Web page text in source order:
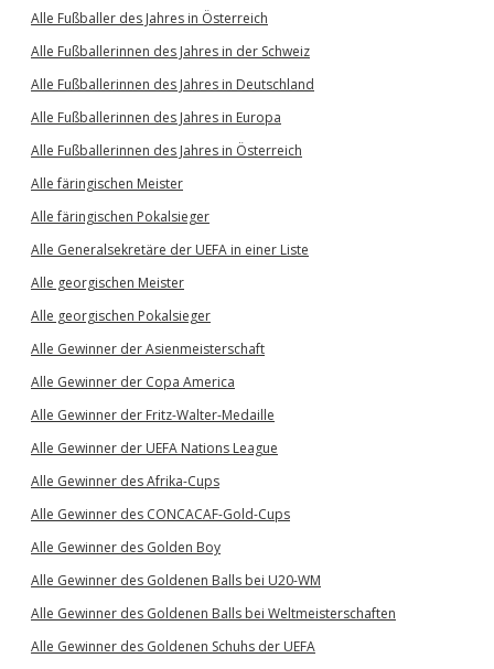
Alle Fußballer des Jahres in Österreich
Alle Fußballerinnen des Jahres in der Schweiz
Alle Fußballerinnen des Jahres in Deutschland
Alle Fußballerinnen des Jahres in Europa
Alle Fußballerinnen des Jahres in Österreich
Alle färingischen Meister
Alle färingischen Pokalsieger
Alle Generalsekretäre der UEFA in einer Liste
Alle georgischen Meister
Alle georgischen Pokalsieger
Alle Gewinner der Asienmeisterschaft
Alle Gewinner der Copa America
Alle Gewinner der Fritz-Walter-Medaille
Alle Gewinner der UEFA Nations League
Alle Gewinner des Afrika-Cups
Alle Gewinner des CONCACAF-Gold-Cups
Alle Gewinner des Golden Boy
Alle Gewinner des Goldenen Balls bei U20-WM
Alle Gewinner des Goldenen Balls bei Weltmeisterschaften
Alle Gewinner des Goldenen Schuhs der UEFA